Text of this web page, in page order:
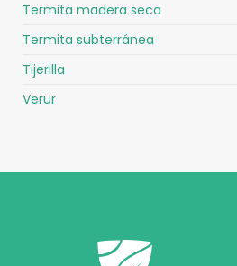
Termita madera seca
Termita subterránea
Tijerilla
Verur